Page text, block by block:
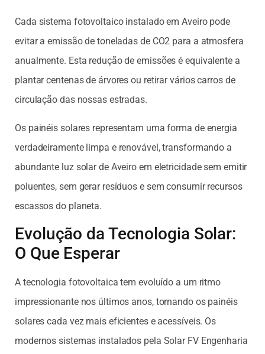
Cada sistema fotovoltaico instalado em Aveiro pode
evitar a emissão de toneladas de CO2 para a atmosfera
anualmente. Esta redução de emissões é equivalente a
plantar centenas de árvores ou retirar vários carros de
circulação das nossas estradas.
Os painéis solares representam uma forma de energia
verdadeiramente limpa e renovável, transformando a
abundante luz solar de Aveiro em eletricidade sem emitir
poluentes, sem gerar resíduos e sem consumir recursos
escassos do planeta.
Evolução da Tecnologia Solar:
O Que Esperar
A tecnologia fotovoltaica tem evoluído a um ritmo
impressionante nos últimos anos, tornando os painéis
solares cada vez mais eficientes e acessíveis. Os
modernos sistemas instalados pela Solar FV Engenharia